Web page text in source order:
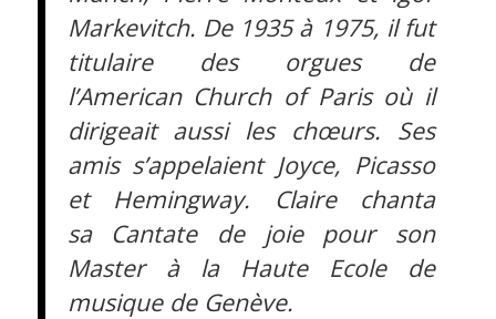
Markevitch. De 1935 à 1975, il fut
titulaire des orgues de
l’American Church of Paris où il
dirigeait aussi les chœurs. Ses
amis s’appelaient Joyce, Picasso
et Hemingway. Claire chanta
sa Cantate de joie pour son
Master à la Haute Ecole de
musique de Genève.